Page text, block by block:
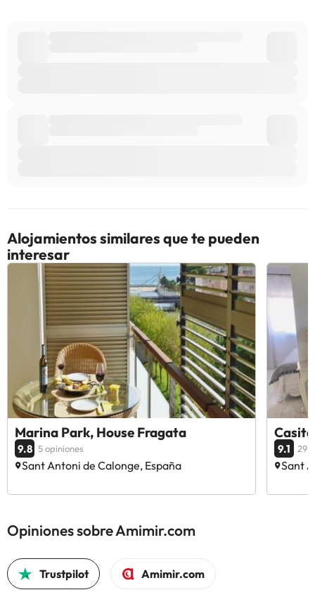
Alojamientos similares que te pueden
interesar
Marina Park, House Fragata
9.8 5 opiniones
Sant Antoni de Calonge, España
9.1 29
Sant
Opiniones sobre Amimir.com
Trustpilot Amimir.com